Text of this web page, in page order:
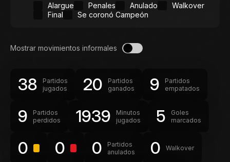
Alargue Penales Anulado
Walkover
Final
Se coronó Campeón
Mostrar movimientos informales
38
Partidos
jugados
20
Partidos
ganados
9
Partidos
empatados
9
Partidos
perdidos
1939
Minutos
jugados
5
Goles
marcados
0 0 0
Partidos
anulados
0 Walkover